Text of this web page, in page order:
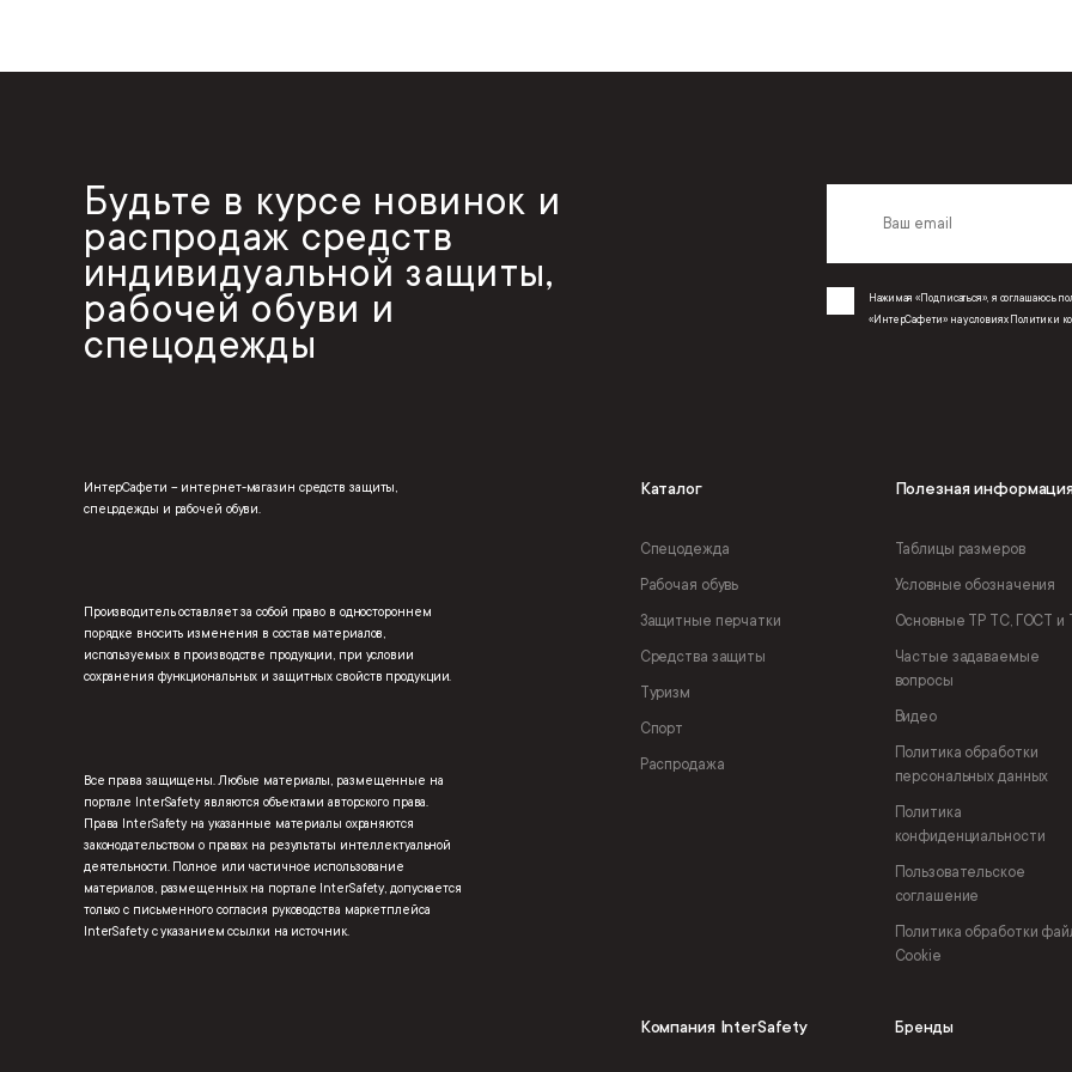
Будьте в курсе новинок и
распродаж средств
индивидуальной защиты,
рабочей обуви и
спецодежды
Нажимая «Подписаться», я соглашаюсь
«ИнтерСафети» на условиях Политики
ИнтерСафети – интернет-магазин средств защиты,
спецодежды и рабочей обуви.
Производитель оставляет за собой право в одностороннем
порядке вносить изменения в состав материалов,
используемых в производстве продукции, при условии
сохранения функциональных и защитных свойств продукции.
Все права защищены. Любые материалы, размещенные на
портале InterSafety являются объектами авторского права.
Права InterSafety на указанные материалы охраняются
законодательством о правах на результаты интеллектуальной
деятельности. Полное или частичное использование
материалов, размещенных на портале InterSafety, допускается
только с письменного согласия руководства маркетплейса
InterSafety с указанием ссылки на источник.
Каталог
Спецодежда
Рабочая обувь
Защитные перчатки
Средства защиты
Туризм
Спорт
Распродажа
Полезная
Таблицы размеров
Условные обозначения
Основные ТР ТС, ГОСТ и
Частые задаваемые
вопросы
Видео
Политика обработки
персональных данных
Политика
конфиденциальности
Пользовательское
соглашение
Политика обработки
Cookie
Компания InterSafety Бренды